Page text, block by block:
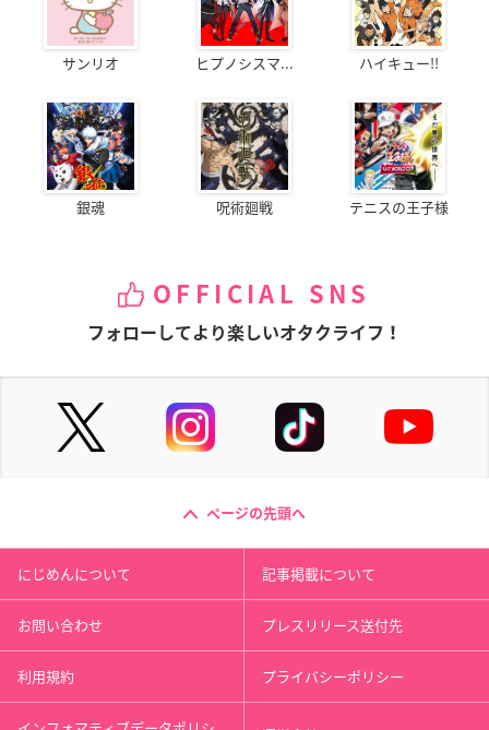
サンリオ ヒプノシスマ... ハイキュー!!
銀魂 呪術廻戦 テニスの王子様
OFFICIAL SNS
フォローしてより楽しいオタクライフ！
ページの先頭へ
にじめんについて 記事掲載について
お問い合わせ プレスリリース送付先
利用規約 プライバシーポリシー